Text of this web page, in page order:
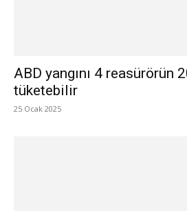
ABD yangını 4 reasürörün
tüketebilir
25 Ocak 2025